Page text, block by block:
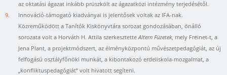
az oktatási ágazat inkább prüszkölt az ágazatközi intézmény terjedésétől.
9.
Innováció-támogató kiadványai is jelentősek voltak az IFA-nak.
Közreműködött a Tanítók Kiskönyvtára sorozat gondozásában, önálló
sorozata volt a Horváth H. Attila szerkesztetteAltern Füzetek, mely Freinet-t, a
Jena Plant, a projektmódszert, az élményközpontú művészetpedagógiát, az új
felfogású osztályfőnöki munkát, a kibontakozó erdeiiskola-mozgalmat, a
„konfliktuspedagógiát” volt hivatott segíteni.